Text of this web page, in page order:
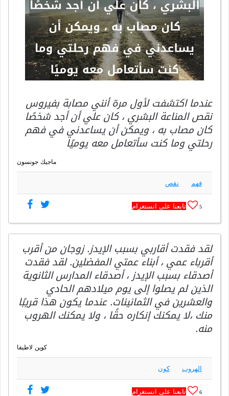
عندما اكتشفت لأول مرة أنني مصابة بفيروس
نقص المناعة البشري ، كان علي أن أجد شخصًا
كان مصاب به ، ويمكن أن يساعدني في فهم
رحلتي وما كنت سأتعامل معه يوميًا
ماجيك جونسون
فهم نقص
5 تابعنا على انستغرام
لقد فقدت أقاربي بسبب الإيدز. زوجان من أقرب
أقرباء عمي ، أبناء عمتي المفضلين. لقد فقدت
أصدقاء بسبب الإيدز ، أصدقاء المدارس الثانوية
الذين لم يصلوا إلى يوم ميلادهم الحادي
والعشرين في الثمانينات. عندما يكون هذا قريبًا
منك ،لا يمكنك إنكاره حقًا ، ولا يمكنك الهروب
منه.
كوين لاطيفا
الهروب كون
6 تابعنا على انستغرام